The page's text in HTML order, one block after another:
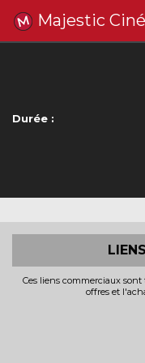
Majestic
Durée :
Ces liens commerciaux
offres et